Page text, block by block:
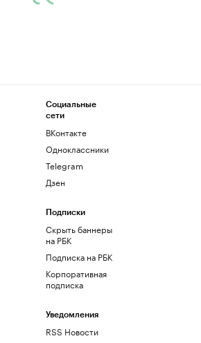
Социальные
сети
ВКонтакте
Одноклассники
Telegram
Дзен
Подписки
Скрыть баннеры
на РБК
Подписка на РБК
Корпоративная
подписка
Уведомления
RSS Новости